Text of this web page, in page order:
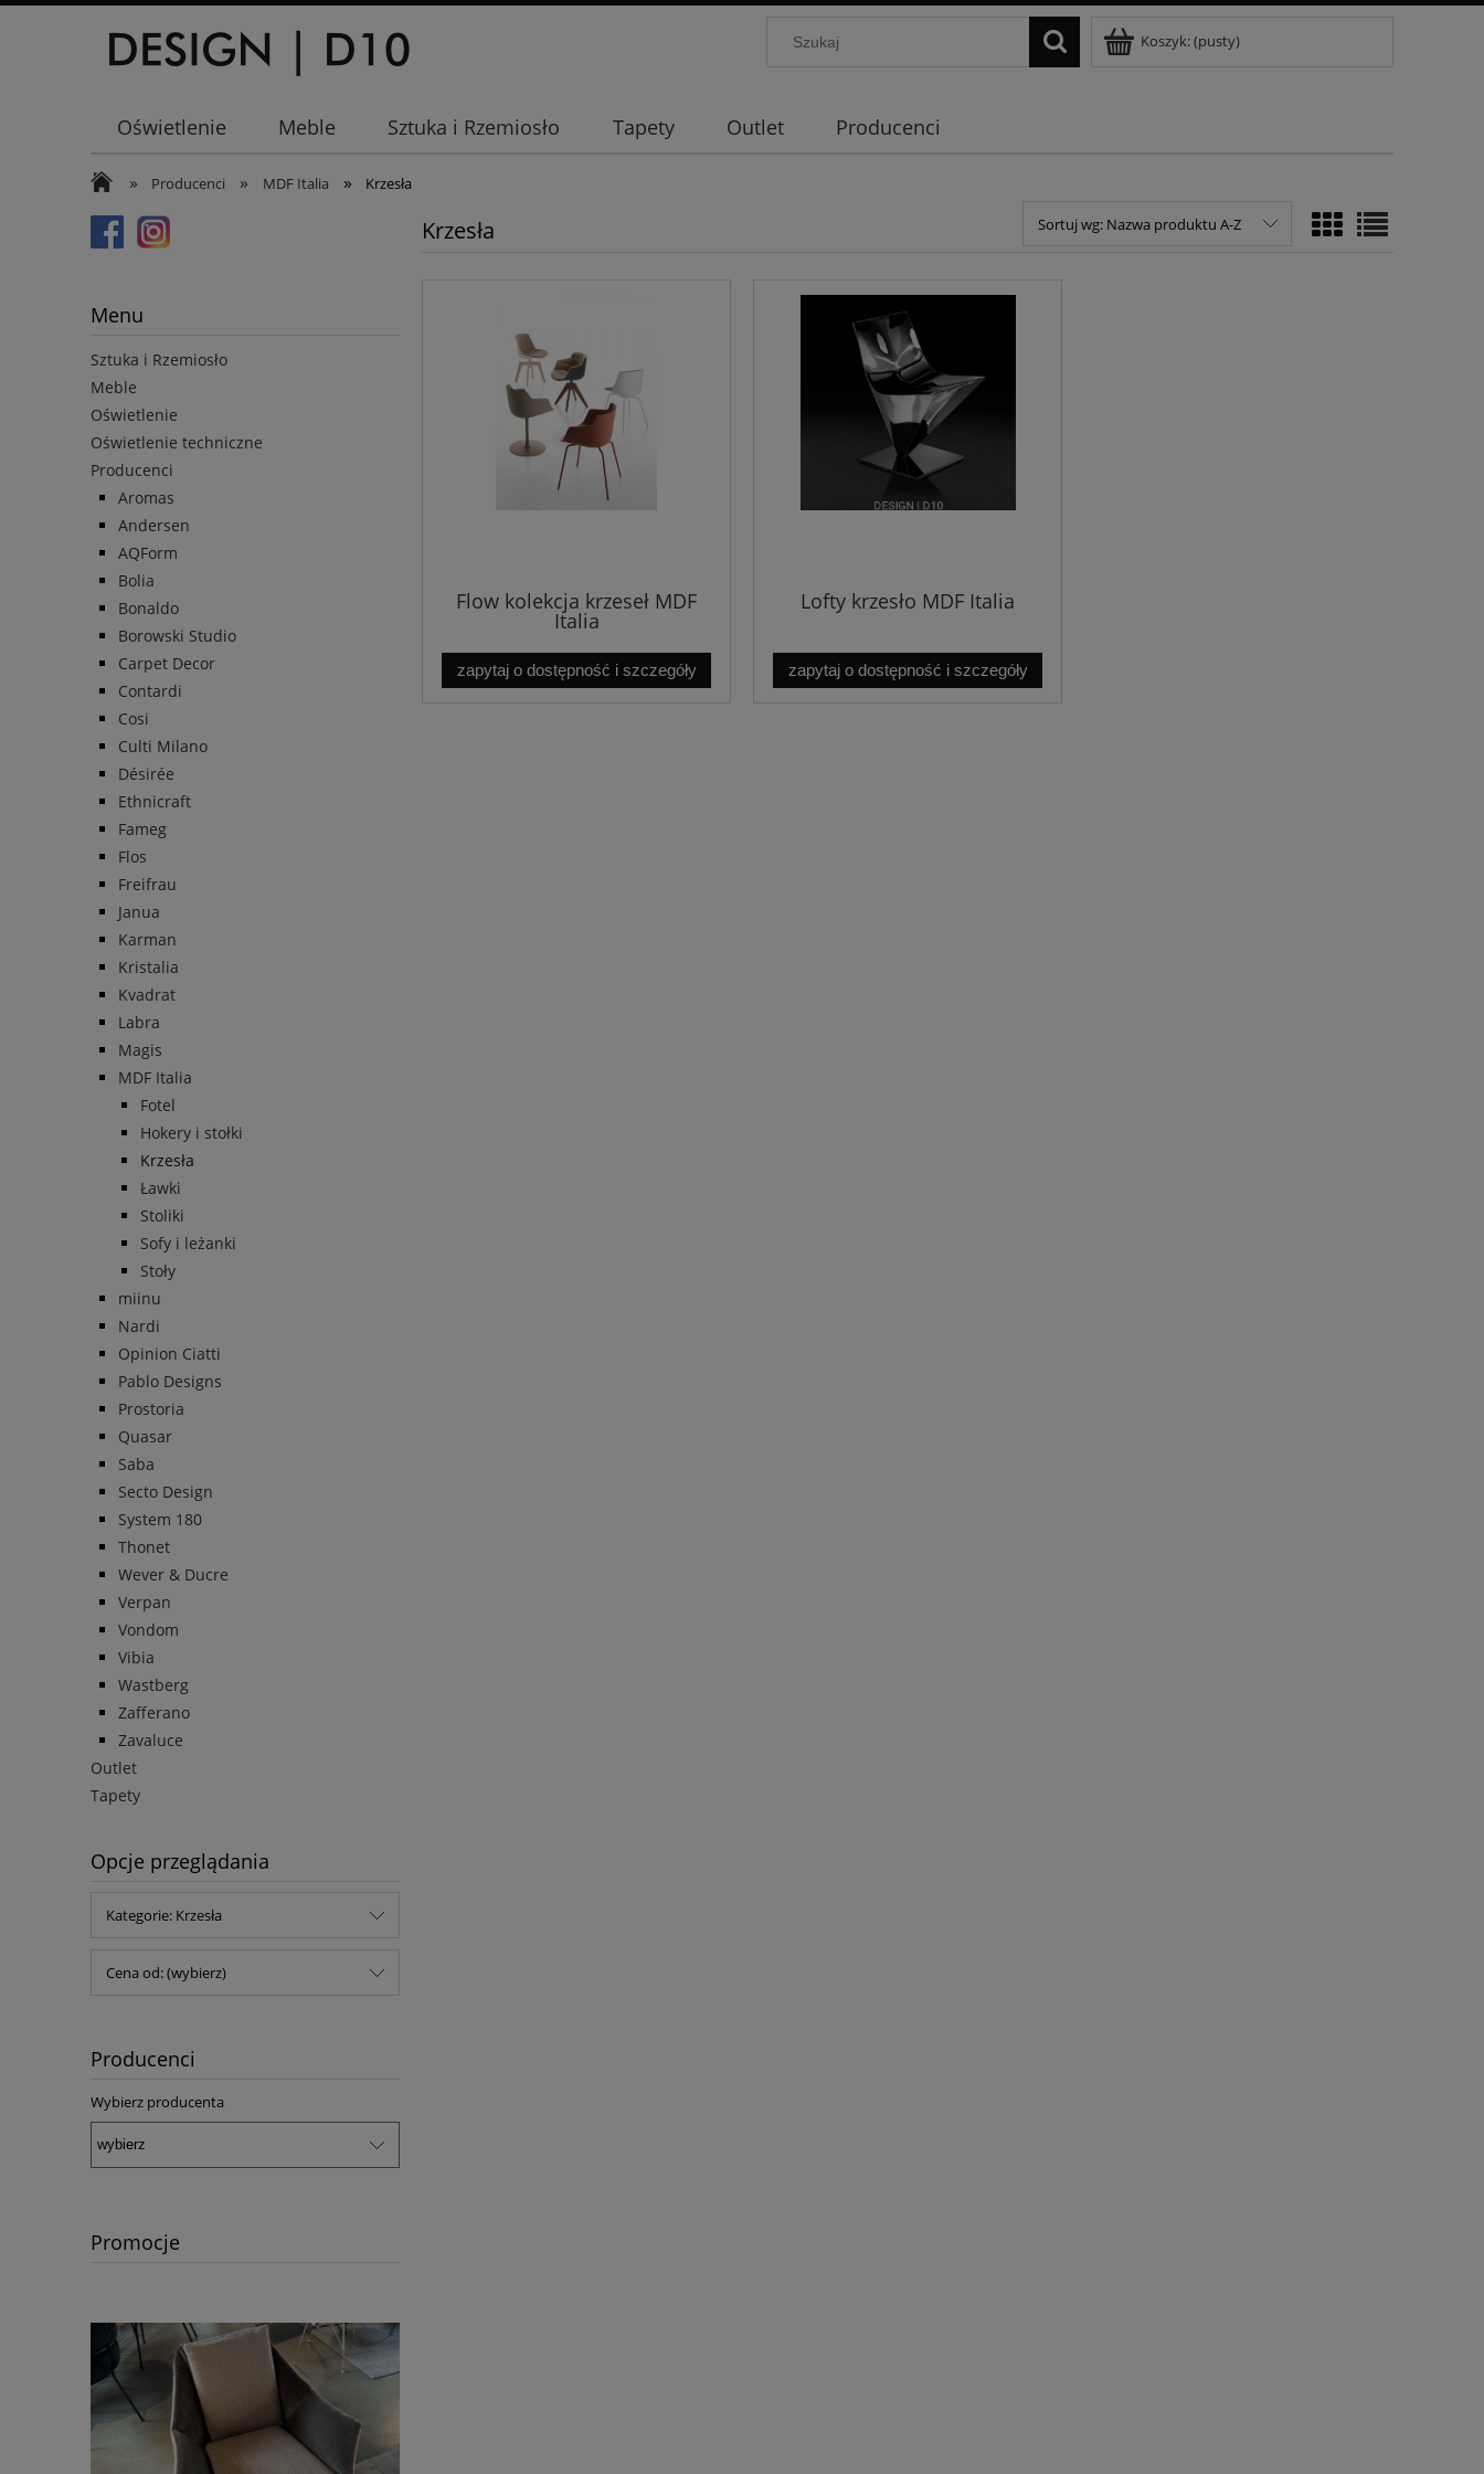
Koszyk:(pusty)
Oświetlenie Meble Sztuka i Rzemiosło Tapety Outlet Producenci
» Producenci » MDF Italia » Krzesła
Menu
Sztuka i Rzemiosło
Meble
Oświetlenie
Oświetlenie techniczne
Producenci
Aromas
Andersen
AQForm
Bolia
Bonaldo
Borowski Studio
Carpet Decor
Contardi
Cosi
Culti Milano
Désirée
Ethnicraft
Fameg
Flos
Freifrau
Janua
Karman
Kristalia
Kvadrat
Labra
Magis
MDF Italia
Fotel
Hokery i stołki
Krzesła
Ławki
Stoliki
Sofy i leżanki
Stoły
miinu
Nardi
Opinion Ciatti
Pablo Designs
Prostoria
Quasar
Saba
Secto Design
System 180
Thonet
Wever & Ducre
Verpan
Vondom
Vibia
Wastberg
Zafferano
Zavaluce
Outlet
Tapety
Opcje przeglądania
Kategorie: Krzesła
Cena od: (wybierz)
Producenci
Wybierz producenta
Promocje
Krzesła Sortuj wg: Nazwa produktu A-Z
Flow kolekcja krzeseł MDF
Italia
zapytaj o dostępność i szczegóły
Lofty krzesło MDF Italia
zapytaj o dostępność i szczegóły